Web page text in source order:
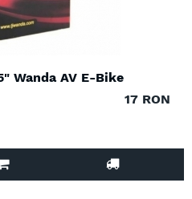
Wanda AV E-Bike
17 RON